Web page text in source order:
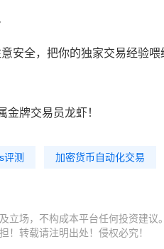
安全，把你的独家交易经验
金牌交易员龙虾！
评测
加密货币自动化交易
立场，不构成本平台任何投资建议
！转载请注明出处！侵权必究！